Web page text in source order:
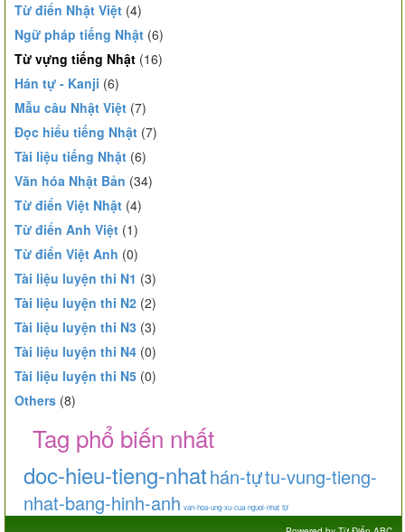
Từ điển Nhật Việt (4)
Ngữ pháp tiếng Nhật (6)
Từ vựng tiếng Nhật (16)
Hán tự - Kanji (6)
Mẫu câu Nhật Việt (7)
Đọc hiểu tiếng Nhật (7)
Tài liệu tiếng Nhật (6)
Văn hóa Nhật Bản (34)
Từ điển Việt Nhật (4)
Từ điển Anh Việt (1)
Từ điển Việt Anh (0)
Tài liệu luyện thi N1 (3)
Tài liệu luyện thi N2 (2)
Tài liệu luyện thi N3 (3)
Tài liệu luyện thi N4 (0)
Tài liệu luyện thi N5 (0)
Others (8)
Tag phổ biến nhất
doc-hieu-tieng-nhathán-tựtu-vung-tieng-
nhat-bang-hinh-anh van-hoa-ung-xu-cua-nguoi-nhat từ